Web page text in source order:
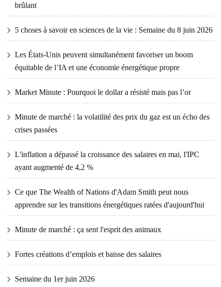
brûlant
5 choses à savoir en sciences de la vie : Semaine du 8 juin 2026
Les États-Unis peuvent simultanément favoriser un boom
équitable de l’IA et une économie énergétique propre
Market Minute : Pourquoi le dollar a résisté mais pas l’or
Minute de marché : la volatilité des prix du gaz est un écho des
crises passées
L'inflation a dépassé la croissance des salaires en mai, l'IPC
ayant augmenté de 4,2 %
Ce que The Wealth of Nations d'Adam Smith peut nous
apprendre sur les transitions énergétiques ratées d'aujourd'hui
Minute de marché : ça sent l'esprit des animaux
Fortes créations d’emplois et baisse des salaires
Semaine du 1er juin 2026